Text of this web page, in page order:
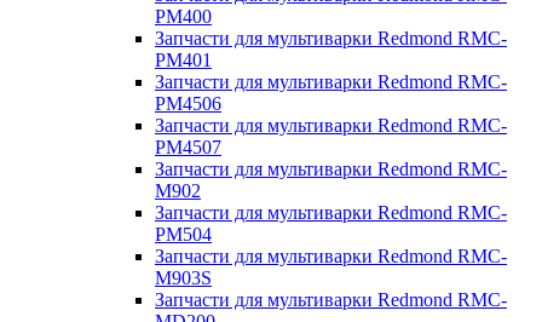
PM400
Запчасти для мультиварки Redmond RMC-
PM401
Запчасти для мультиварки Redmond RMC-
PM4506
Запчасти для мультиварки Redmond RMC-
PM4507
Запчасти для мультиварки Redmond RMC-
M902
Запчасти для мультиварки Redmond RMC-
PM504
Запчасти для мультиварки Redmond RMC-
M903S
Запчасти для мультиварки Redmond RMC-